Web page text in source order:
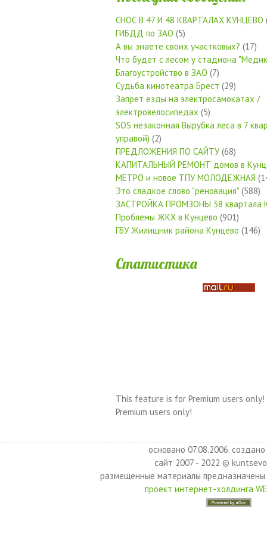
СНОС В 47 И 48 КВАРТАЛАХ КУНЦЕВО
ГИБДД по ЗАО (5)
А вы знаете своих участковых? (17)
Что будет с лесом у стадиона
Благоустройство в ЗАО (7)
Судьба кинотеатра Брест (29)
Запрет езды на электросамокатах /
электровелосипедах (5)
SOS незаконная Вырубка леса в 7
управой) (2)
ПРЕДЛОЖЕНИЯ ПО САЙТУ(68)
КАПИТАЛЬНЫЙ РЕМОНТ домов в
МЕТРО и новое ТПУ МОЛОДЕЖНАЯ
Это сладкое слово "реновация" (588)
ЗАСТРОЙКА ПРОМЗОНЫ 38 квартала
Проблемы ЖКХ в Кунцево (901)
ГБУ Жилищник района Кунцево (146)
Статистика
This feature is for Premium users only!
Premium users only!
основано 07.08.2006.
сайт 2007 - 2022 ©
размещенные материалы
проект интернет-холдинга